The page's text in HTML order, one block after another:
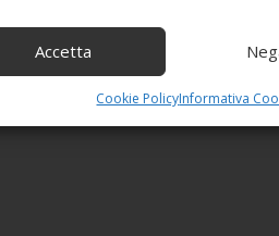
Accetta
Cookie PolicyInformativa